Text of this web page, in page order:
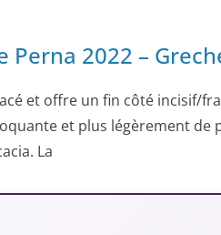
Perna 2022 –
et offre un fin côté incisif/
et plus légèrement de
La